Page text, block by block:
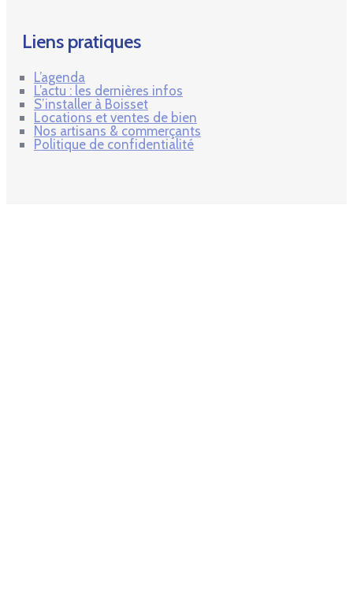
Liens pratiques
L’agenda
L’actu : les dernières infos
S’installer à Boisset
Locations et ventes de bien
Nos artisans & commerçants
Politique de confidentialité